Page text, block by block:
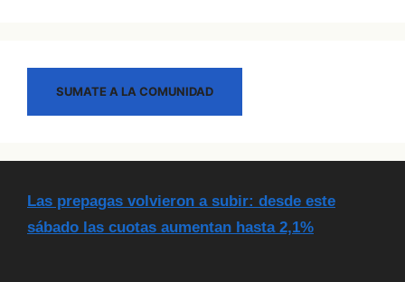
SUMATE A LA COMUNIDAD
Las prepagas volvieron a subir: desde este
sábado las cuotas aumentan hasta 2,1%